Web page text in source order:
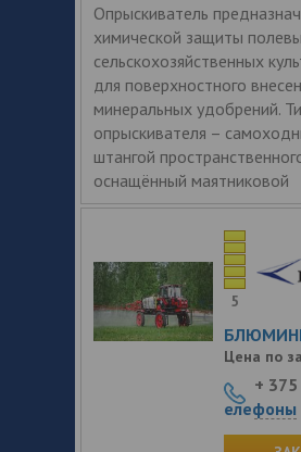
Опрыскиватель
химической защиты
сельскохозяйственных
для поверхностного
минеральных удобрений.
опрыскивателя –
штангой
оснащённый маятниковой
5
Цена по
+ 375
елефоны